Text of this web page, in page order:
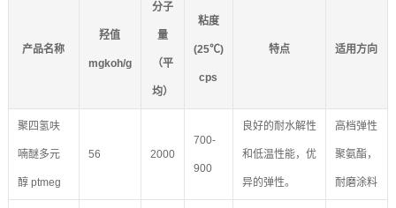
产品名称
羟值
mgkoh/g
分子
量
（平
均）
粘度
(25℃)
cps
特点 适用方向
聚四氢呋
喃醚多元
醇 ptmeg
56 2000
700-
900
良好的耐水解性
和低温性能，优
异的弹性。
高档弹性
聚氨酯，
耐磨涂料